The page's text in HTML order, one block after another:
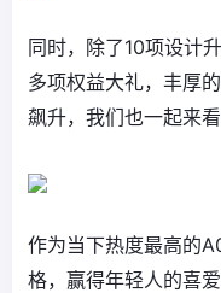
同时，除了10项设计
多项权益大礼，丰厚
飙升，我们也一起来
作为当下热度最高的
格，赢得年轻人的喜